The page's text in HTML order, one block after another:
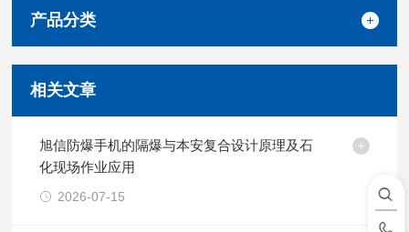
产品分类
相关文章
旭信防爆手机的隔爆与本安复合设计原理及石
化现场作业应用
2026-07-15